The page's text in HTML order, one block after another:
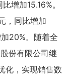
增加15.16%。
，同比增加
20%。 随着全
份有限公司继
化，实现销售数